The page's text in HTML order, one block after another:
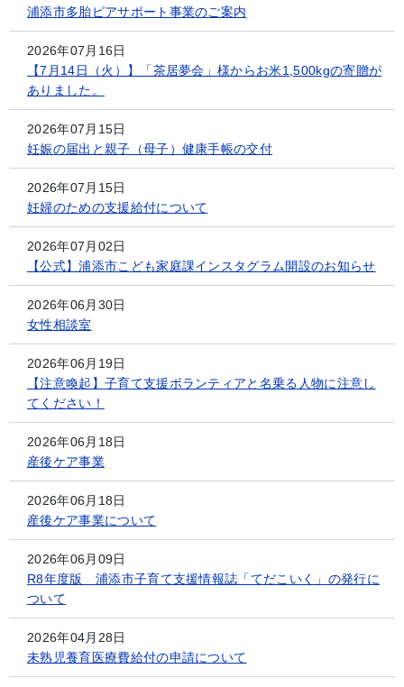
浦添市多胎ピアサポート事業のご案内
2026年07月16日
【7月14日（火）】「茶居夢会」様からお米1,500kgの寄贈が
ありました。
2026年07月15日
妊娠の届出と親子（母子）健康手帳の交付
2026年07月15日
妊婦のための支援給付について
2026年07月02日
【公式】浦添市こども家庭課インスタグラム開設のお知らせ
2026年06月30日
女性相談室
2026年06月19日
【注意喚起】子育て支援ボランティアと名乗る人物に注意し
てください！
2026年06月18日
産後ケア事業
2026年06月18日
産後ケア事業について
2026年06月09日
R8年度版 浦添市子育て支援情報誌「てだこいく」の発行に
ついて
2026年04月28日
未熟児養育医療費給付の申請について